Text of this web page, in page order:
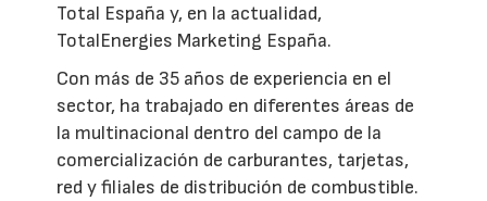
Total España y, en la actualidad,
TotalEnergies Marketing España.
Con más de 35 años de experiencia en el
sector, ha trabajado en diferentes áreas de
la multinacional dentro del campo de la
comercialización de carburantes, tarjetas,
red y filiales de distribución de combustible.